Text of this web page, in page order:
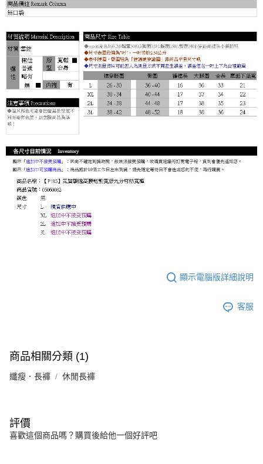
顯示電腦版詳細說明
客服
商品相關分類 (1)
纖瘦．長褲 休閒長褲
評價
喜歡這個商品嗎？購買後給他一個好評吧